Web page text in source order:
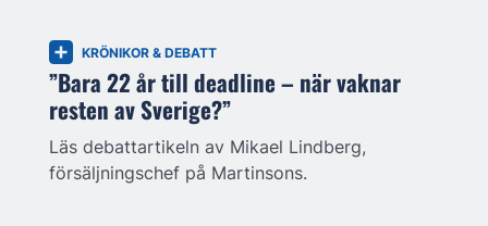
KRÖNIKOR & DEBATT
”Bara 22 år till deadline – när vaknar
resten av Sverige?”
Läs debattartikeln av Mikael Lindberg,
försäljningschef på Martinsons.